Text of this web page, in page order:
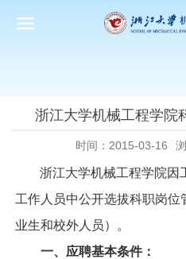
浙江大学机械工程学院
时间：2015-03-16
浙江大学机械工程学院因
工作人员中公开选拔科职岗位
业生和校外人员）。
一、应聘基本条件：